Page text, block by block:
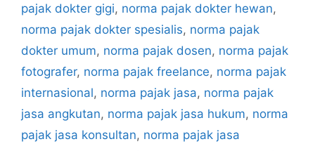
pajak dokter gigi, norma pajak dokter hewan,
norma pajak dokter spesialis, norma pajak
dokter umum, norma pajak dosen, norma pajak
fotografer, norma pajak freelance, norma pajak
internasional, norma pajak jasa, norma pajak
jasa angkutan, norma pajak jasa hukum, norma
pajak jasa konsultan, norma pajak jasa